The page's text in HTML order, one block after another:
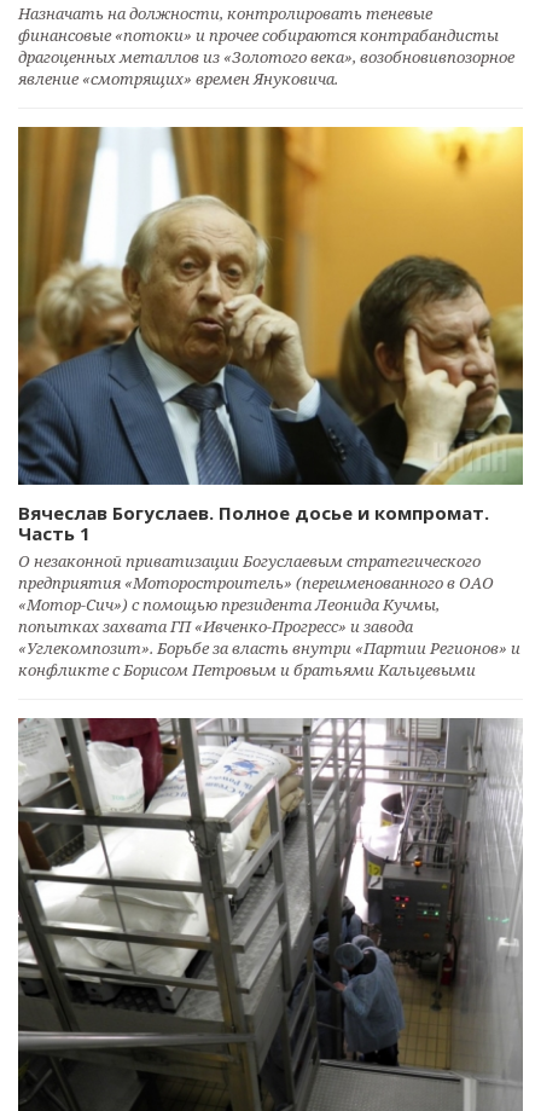
Назначать на должности, контролировать теневые
финансовые «потоки» и прочее собираются контрабандисты
драгоценных металлов из «Золотого века», возобновивпозорное
явление «смотрящих» времен Януковича.
Вячеслав Богуслаев. Полное досье и компромат.
Часть 1
О незаконной приватизации Богуслаевым стратегического
предприятия «Моторостроитель» (переименованного в ОАО
«Мотор-Сич») с помощью президента Леонида Кучмы,
попытках захвата ГП «Ивченко-Прогресс» и завода
«Углекомпозит». Борьбе за власть внутри «Партии Регионов» и
конфликте с Борисом Петровым и братьями Кальцевыми